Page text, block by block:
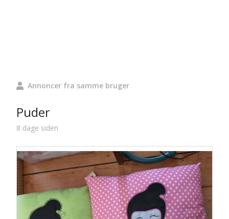
Annoncer fra samme bruger
Puder
8 dage siden